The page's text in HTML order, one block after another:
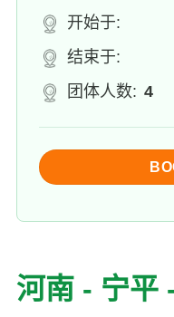
河南 - 宁平
开始于:
结束于:
团体人数: 4